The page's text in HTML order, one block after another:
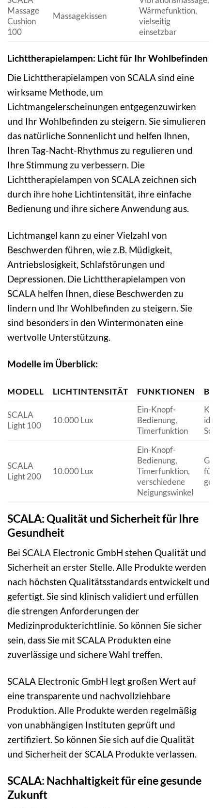
Massage
Cushion
100
Massagekissen
Wärmefunktion,
vielseitig
einsetzbar
Lichttherapielampen: Licht für Ihr Wohlbefinden
Die Lichttherapielampen von SCALA sind eine
wirksame Methode, um
Lichtmangelerscheinungen entgegenzuwirken
und Ihr Wohlbefinden zu steigern. Sie simulieren
das natürliche Sonnenlicht und helfen Ihnen,
Ihren Tag-Nacht-Rhythmus zu regulieren und
Ihre Stimmung zu verbessern. Die
Lichttherapielampen von SCALA zeichnen sich
durch ihre hohe Lichtintensität, ihre einfache
Bedienung und ihre sichere Anwendung aus.
Lichtmangel kann zu einer Vielzahl von
Beschwerden führen, wie z.B. Müdigkeit,
Antriebslosigkeit, Schlafstörungen und
Depressionen. Die Lichttherapielampen von
SCALA helfen Ihnen, diese Beschwerden zu
lindern und Ihr Wohlbefinden zu steigern. Sie
sind besonders in den Wintermonaten eine
wertvolle Unterstützung.
Modelle im Überblick:
MODELL LICHTINTENSITÄT FUNKTIONEN
SCALA
Light 100
10.000 Lux
Ein-Knopf-
Bedienung,
Timerfunktion
SCALA
Light 200
10.000 Lux
Ein-Knopf-
Bedienung,
Timerfunktion,
verschiedene
Neigungswinkel
für
SCALA: Qualität und Sicherheit für Ihre
Gesundheit
Bei SCALA Electronic GmbH stehen Qualität und
Sicherheit an erster Stelle. Alle Produkte werden
nach höchsten Qualitätsstandards entwickelt und
gefertigt. Sie sind klinisch validiert und erfüllen
die strengen Anforderungen der
Medizinprodukterichtlinie. So können Sie sicher
sein, dass Sie mit SCALA Produkten eine
zuverlässige und sichere Wahl treffen.
SCALA Electronic GmbH legt großen Wert auf
eine transparente und nachvollziehbare
Produktion. Alle Produkte werden regelmäßig
von unabhängigen Instituten geprüft und
zertifiziert. So können Sie sich auf die Qualität
und Sicherheit der SCALA Produkte verlassen.
SCALA: Nachhaltigkeit für eine gesunde
Zukunft